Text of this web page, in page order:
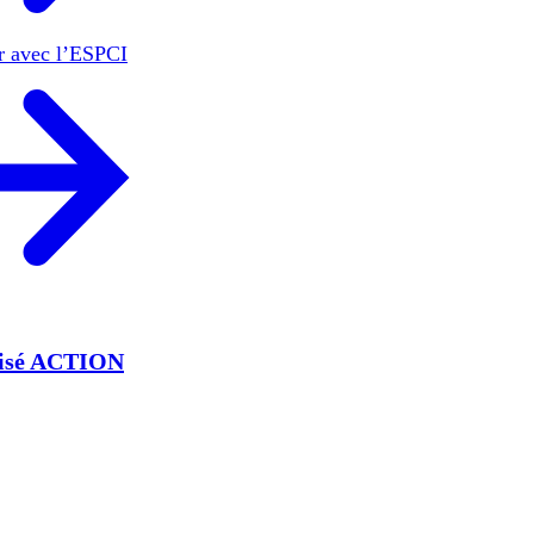
avec l’ESPCI
ACTION